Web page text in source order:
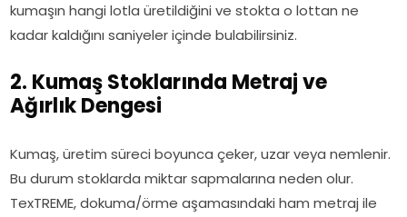
kumaşın hangi lotla üretildiğini ve stokta o lottan ne
kadar kaldığını saniyeler içinde bulabilirsiniz.
2. Kumaş Stoklarında Metraj ve
Ağırlık Dengesi
Kumaş, üretim süreci boyunca çeker, uzar veya nemlenir.
Bu durum stoklarda miktar sapmalarına neden olur.
TexTREME, dokuma/örme aşamasındaki ham metraj ile